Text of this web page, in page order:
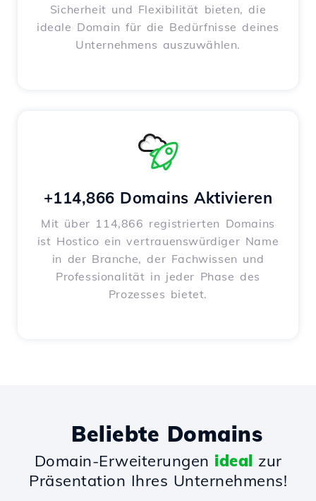
Sicherheit und Flexibilität bieten, die
ideale Domain für die Bedürfnisse deines
Unternehmens auszuwählen.
+114,866 Domains Aktivieren
Mit über 114,866 registrierten Domains
ist Hostico ein vertrauenswürdiger Name
in der Branche, der Fachwissen und
Professionalität in jeder Phase des
Prozesses bietet.
Beliebte Domains
Domain-Erweiterungen ideal zur
Präsentation Ihres Unternehmens!